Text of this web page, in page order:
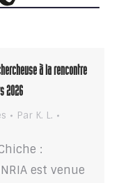
à la rencontre
2026
Par K. L.
:
est venue